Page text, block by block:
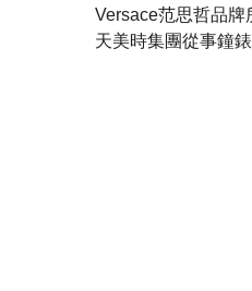
Versace范思哲品牌
天美時集團從事鐘